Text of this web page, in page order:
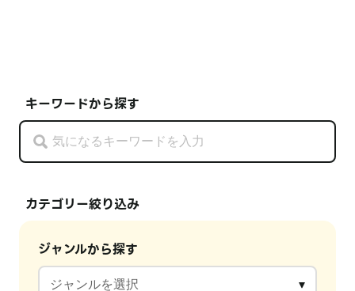
キーワードから探す
カテゴリー絞り込み
ジャンルから探す